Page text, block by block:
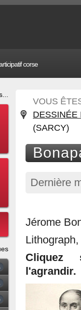
corse
VOUS
DESSINÉE
(SARCY)
Dernière
Jérome
Cliquez
l'agrandir.